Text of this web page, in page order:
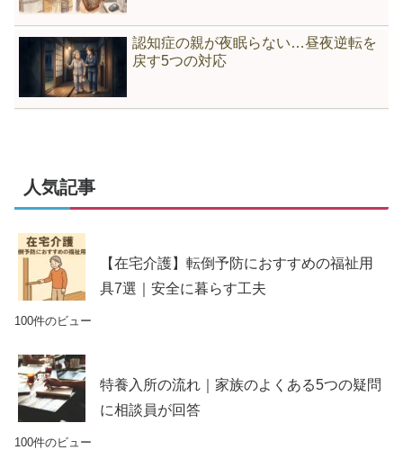
認知症の親が夜眠らない…昼夜逆転を
戻す5つの対応
人気記事
【在宅介護】転倒予防におすすめの福祉用
具7選｜安全に暮らす工夫
100件のビュー
特養入所の流れ｜家族のよくある5つの疑問
に相談員が回答
100件のビュー